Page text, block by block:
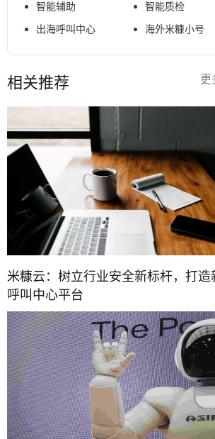
智能辅助
出海呼叫中心
智能质检
海外米糠小号
相关推荐 更
米糠云：树立行业安全新标杆，打造
呼叫中心平台